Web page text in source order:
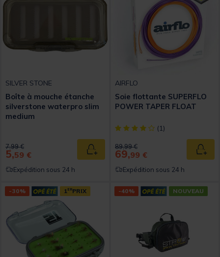
SILVER STONE
Boîte à mouche étanche
silverstone waterpro slim
medium
Price reduced from
7,99 €to
5,59 € Ajouter au panier
Expédition sous 24 h
AIRFLO
Soie flottante SUPERFLO
POWER TAPER FLOAT
[object Object] out of 5
(1)
Price reduced from
89,99 €to
69,99 €
Expédition sous 24 h
-30% 1 ERPRIX -40% NOUVEAU